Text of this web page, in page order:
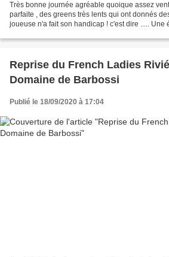
Très bonne journée agréable quoique assez
parfaite , des greens très lents qui ont donnés
joueuse n'a fait son handicap ! c'est dire .....
Reprise du French Ladies
Domaine de Barbossi
Publié le 18/09/2020 à 17:04